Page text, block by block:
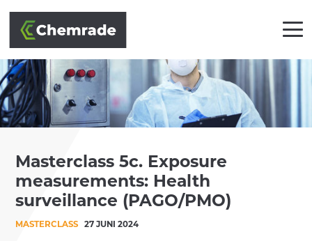
Masterclass 5c. Exposure
measurements: Health
surveillance (PAGO/PMO)
MASTERCLASS 27 JUNI 2024
OPLOSSINGEN
BRANCHES
AANPAK
PARTNERS